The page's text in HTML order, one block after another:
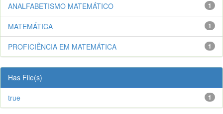
1
ANALFABETISMO MATEMÁTICO
1
MATEMÁTICA
1
PROFICIÊNCIA EM MATEMÁTICA
Has File(s)
1
true